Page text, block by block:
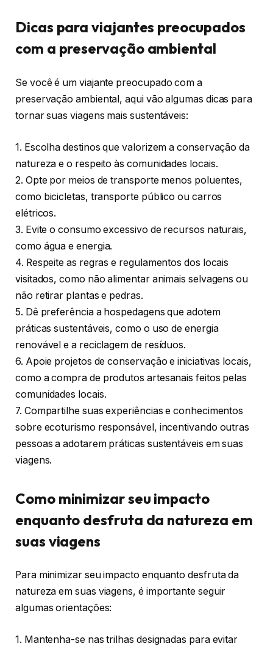
Dicas para viajantes preocupados
com a preservação ambiental
Se você é um viajante preocupado com a
preservação ambiental, aqui vão algumas dicas para
tornar suas viagens mais sustentáveis:
1. Escolha destinos que valorizem a conservação da
natureza e o respeito às comunidades locais.
2. Opte por meios de transporte menos poluentes,
como bicicletas, transporte público ou carros
elétricos.
3. Evite o consumo excessivo de recursos naturais,
como água e energia.
4. Respeite as regras e regulamentos dos locais
visitados, como não alimentar animais selvagens ou
não retirar plantas e pedras.
5. Dê preferência a hospedagens que adotem
práticas sustentáveis, como o uso de energia
renovável e a reciclagem de resíduos.
6. Apoie projetos de conservação e iniciativas locais,
como a compra de produtos artesanais feitos pelas
comunidades locais.
7. Compartilhe suas experiências e conhecimentos
sobre ecoturismo responsável, incentivando outras
pessoas a adotarem práticas sustentáveis em suas
viagens.
Como minimizar seu impacto
enquanto desfruta da natureza em
suas viagens
Para minimizar seu impacto enquanto desfruta da
natureza em suas viagens, é importante seguir
algumas orientações:
1. Mantenha-se nas trilhas designadas para evitar